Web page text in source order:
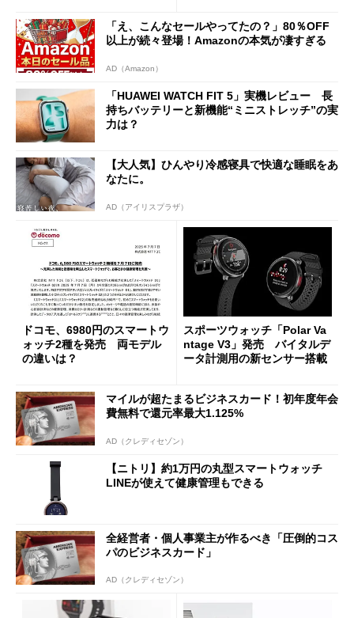
「え、こんなセールやってたの？」80％OFF
以上が続々登場！Amazonの本気が凄すぎる
AD（Amazon）
「HUAWEI WATCH FIT 5」実機レビュー 長
持ちバッテリーと新機能“ミニストレッチ”の実
力は？
【大人気】ひんやり冷感寝具で快適な睡眠をあ
なたに。
AD（アイリスプラザ）
ドコモ、6980円のスマートウ
ォッチ2種を発売 両モデル
の違いは？
スポーツウォッチ「Polar Va
ntage V3」発売 バイタルデ
ータ計測用の新センサー搭載
マイルが超たまるビジネスカード！初年度年会
費無料で還元率最大1.125%
AD（クレディセゾン）
【ニトリ】約1万円の丸型スマートウォッチ
LINEが使えて健康管理もできる
全経営者・個人事業主が作るべき「圧倒的コス
パのビジネスカード」
AD（クレディセゾン）